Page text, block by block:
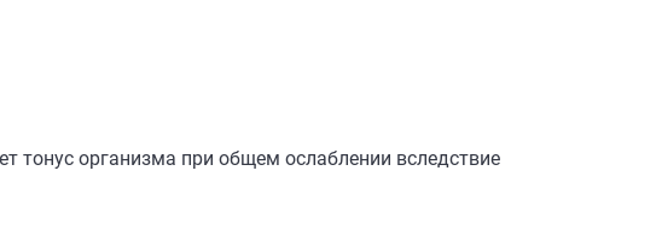
тонус организма при общем ослаблении вследствие